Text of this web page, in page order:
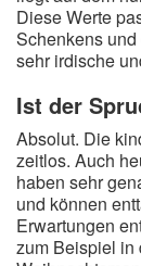
Diese Werte
Schenkens
sehr irdische
Ist der
Absolut. Die
zeitlos. Auch
haben sehr
und können
Erwartungen
zum Beispiel in